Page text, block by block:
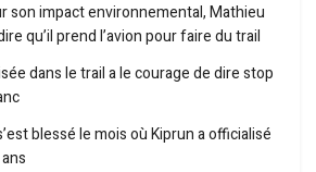
son impact environnemental, Mathieu
qu’il prend l’avion pour faire du trail
dans le trail a le courage de dire stop
blessé le mois où Kiprun a officialisé